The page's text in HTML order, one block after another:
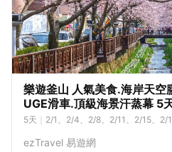
樂遊釜山 人氣美食.海岸天空
UGE滑車.頂級海景汗蒸幕 5
5天
2/1、2/4、2/8、2/11、2/15、2/
11、4/15、4/18、4/22、4/25、4/29
ezTravel 易遊網